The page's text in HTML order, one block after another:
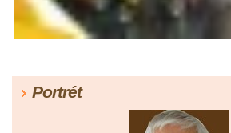
Portrét